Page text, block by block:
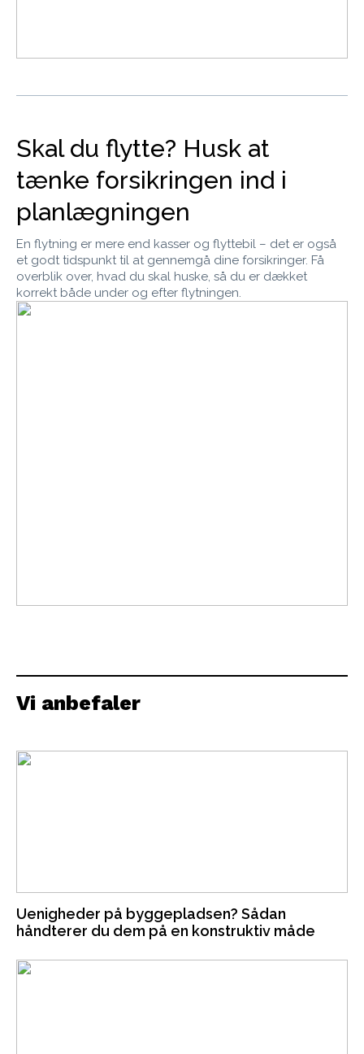
Skal du flytte? Husk at
tænke forsikringen ind i
planlægningen
En flytning er mere end kasser og flyttebil – det er også
et godt tidspunkt til at gennemgå dine forsikringer. Få
overblik over, hvad du skal huske, så du er dækket
korrekt både under og efter flytningen.
Vi anbefaler
Uenigheder på byggepladsen? Sådan
håndterer du dem på en konstruktiv måde